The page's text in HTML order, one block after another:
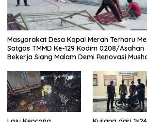
Rumah Dibongkar Satgas
TMMD Ke-129 TA 2026 Kodim
0208/Asahan, Bapak Samsul
Rumah Layak Huni Segera
Terwujud
Pagar
25,73
Masyarakat Desa Kapal Merah Terharu
Satgas TMMD Ke-129 Kodim 0208/Asahan
Bekerja Siang Malam Demi Renovasi